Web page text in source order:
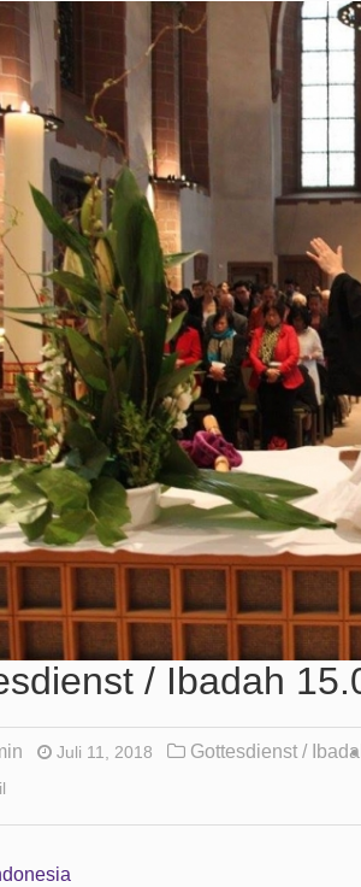
/ Ibadah
Juli 11, 2018 Gottesdienst /